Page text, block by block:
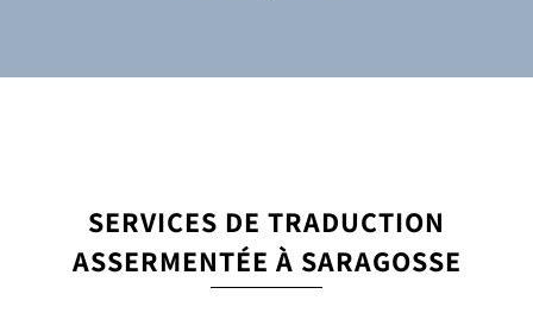
SERVICES DE TRADUCTION
ASSERMENTÉE À SARAGOSSE